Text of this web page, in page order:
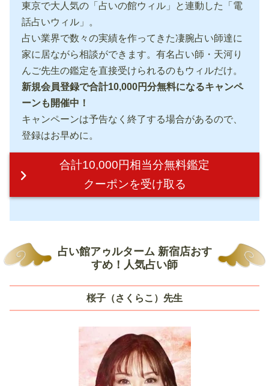
東京で大人気の「占いの館ウィル」と連動した「電
話占いウィル」。
占い業界で数々の実績を作ってきた凄腕占い師達に
家に居ながら相談ができます。有名占い師・天河り
んご先生の鑑定を直接受けられるのもウィルだけ。
新規会員登録で合計10,000円分無料になるキャンペ
ーンも開催中！
キャンペーンは予告なく終了する場合があるので、
登録はお早めに。
合計10,000円相当分無料鑑定
クーポンを受け取る
占い館アゥルターム 新宿店おす
すめ！人気占い師
桜子（さくらこ）先生